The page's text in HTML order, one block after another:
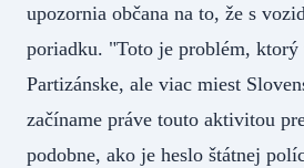
upozornia občana na to, že s
poriadku. "Toto je problém, ktorý
Partizánske, ale viac miest
začíname práve touto aktivitou
podobne, ako je heslo štátnej